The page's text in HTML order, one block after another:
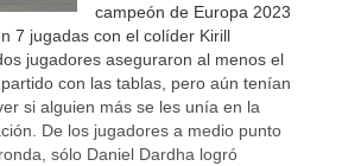
campeón de Europa 2023
7 jugadas con el colíder Kirill
jugadores aseguraron al menos el
con las tablas, pero aún tenían
si alguien más se les unía en la
De los jugadores a medio punto
sólo Daniel Dardha logró